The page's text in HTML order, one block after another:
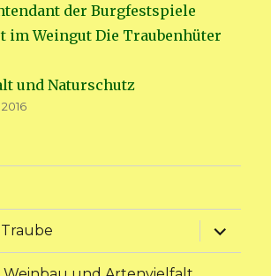
der Burgfestspiele
im Weingut Die Traubenhüter
und Naturschutz